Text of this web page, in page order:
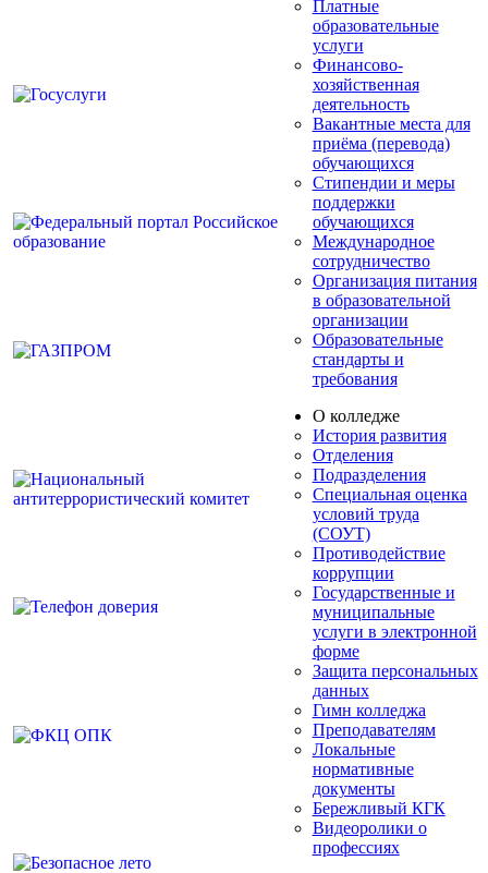
Платные
образовательные
услуги
Финансово-
хозяйственная
деятельность
Вакантные места для
приёма (перевода)
обучающихся
Стипендии и меры
поддержки
обучающихся
Международное
сотрудничество
Организация питания
в образовательной
организации
Образовательные
стандарты и
требования
О колледже
История развития
Отделения
Подразделения
Специальная оценка
условий труда
(СОУТ)
Противодействие
коррупции
Государственные и
муниципальные
услуги в электронной
форме
Защита персональных
данных
Гимн колледжа
Преподавателям
Локальные
нормативные
документы
Бережливый КГК
Видеоролики о
профессиях